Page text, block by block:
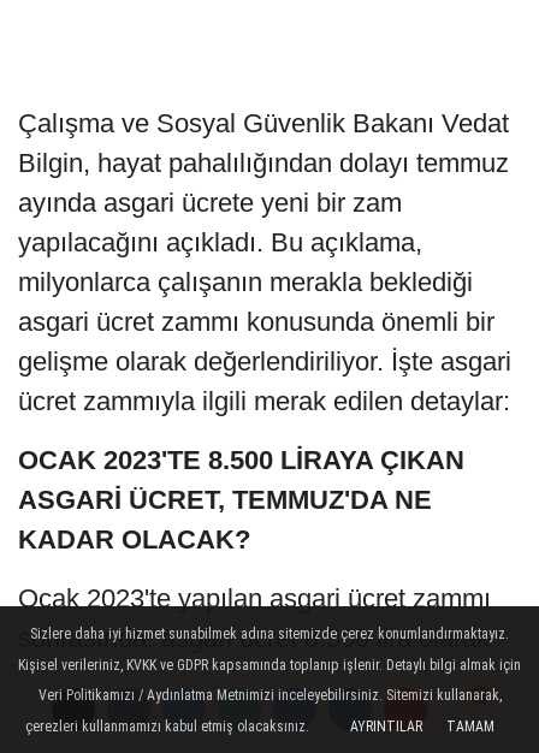
Yorumlar
Yorumlar
Yorumlar
Çalışma ve Sosyal Güvenlik Bakanı Vedat
Bilgin, hayat pahalılığından dolayı temmuz
ayında asgari ücrete yeni bir zam
yapılacağını açıkladı. Bu açıklama,
milyonlarca çalışanın merakla beklediği
asgari ücret zammı konusunda önemli bir
gelişme olarak değerlendiriliyor. İşte asgari
ücret zammıyla ilgili merak edilen detaylar:
OCAK 2023'TE 8.500 LİRAYA ÇIKAN
ASGARİ ÜCRET, TEMMUZ'DA NE
KADAR OLACAK?
Ocak 2023'te yapılan asgari ücret zammı
sonrasında, asgari ücret 8.500 lira olarak
belirlenmişti. Ancak hayat pahalılığı ve
enflasyon nedeniyle, çalışanların alım gücü
Sizlere daha iyi hizmet sunabilmek adına sitemizde çerez konumlandırmaktayız.
Kişisel verileriniz, KVKK ve GDPR kapsamında toplanıp işlenir. Detaylı bilgi almak için
Veri Politikamızı / Aydınlatma Metnimizi inceleyebilirsiniz. Sitemizi kullanarak,
çerezleri kullanmamızı kabul etmiş olacaksınız.
AYRINTILAR TAMAM